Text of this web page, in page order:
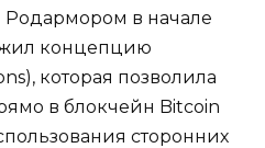
Родармором в начале
концепцию
которая позволила
в блокчейн Bitcoin
сторонних